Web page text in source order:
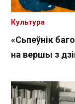
«Сьпеўнік
на вершы з
Культура